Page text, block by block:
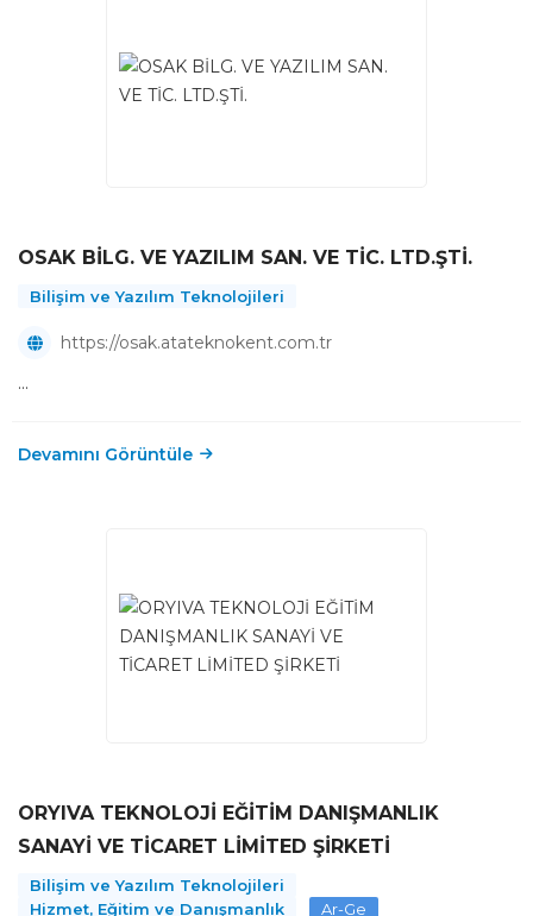
OSAK BİLG. VE YAZILIM SAN. VE TİC. LTD.ŞTİ.
Bilişim ve Yazılım Teknolojileri
https://osak.atateknokent.com.tr
...
Devamını Görüntüle
ORYIVA TEKNOLOJİ EĞİTİM DANIŞMANLIK
SANAYİ VE TİCARET LİMİTED ŞİRKETİ
Bilişim ve Yazılım Teknolojileri
Hizmet, Eğitim ve Danışmanlık
Ar-Ge